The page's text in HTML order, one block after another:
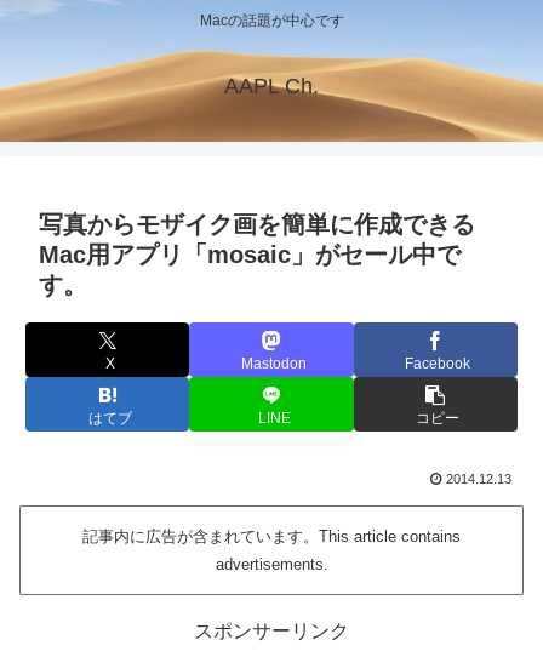
Macの話題が中心です
AAPL Ch.
写真からモザイク画を簡単に作成できる
Mac用アプリ「mosaic」がセール中で
す。
X Mastodon Facebook
はてブ LINE コピー
2014.12.13
記事内に広告が含まれています。This article contains
advertisements.
スポンサーリンク